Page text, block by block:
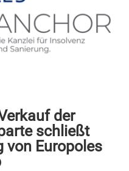
der
schließt
von Europoles